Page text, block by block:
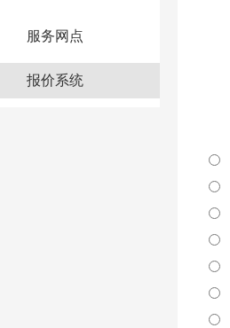
服务网点
报价系统